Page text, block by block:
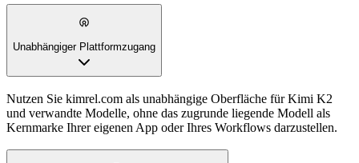
Unabhängiger Plattformzugang
Nutzen Sie kimrel.com als unabhängige Oberfläche für Kimi K2
und verwandte Modelle, ohne das zugrunde liegende Modell als
Kernmarke Ihrer eigenen App oder Ihres Workflows darzustellen.